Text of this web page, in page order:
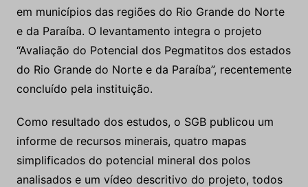
em municípios das regiões do Rio Grande do Norte
e da Paraíba. O levantamento integra o projeto
“Avaliação do Potencial dos Pegmatitos dos estados
do Rio Grande do Norte e da Paraíba”, recentemente
concluído pela instituição.
Como resultado dos estudos, o SGB publicou um
informe de recursos minerais, quatro mapas
simplificados do potencial mineral dos polos
analisados e um vídeo descritivo do projeto, todos